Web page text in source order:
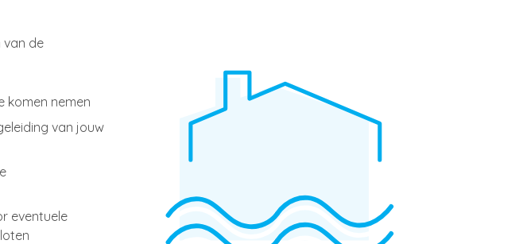
van de
komen nemen
van jouw
eventuele